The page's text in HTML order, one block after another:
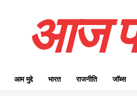
आज
आम मुद्दे भारत राजनीति जॉब्स